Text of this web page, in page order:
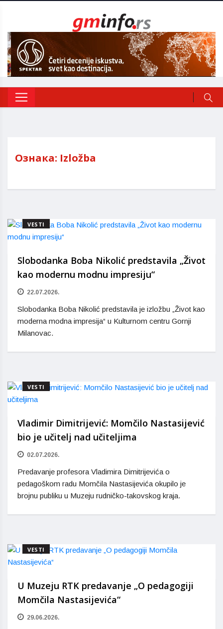
Ознака: Izložba
VESTI
Slobodanka Boba Nikolić predstavila „Život
kao modernu modnu impresiju“
22.07.2026.
Slobodanka Boba Nikolić predstavila je izložbu „Život kao
moderna modna impresija“ u Kulturnom centru Gornji
Milanovac.
VESTI
Vladimir Dimitrijević: Momčilo Nastasijević
bio je učitelj nad učiteljima
02.07.2026.
Predavanje profesora Vladimira Dimitrijevića o
pedagoškom radu Momčila Nastasijevića okupilo je
brojnu publiku u Muzeju rudničko-takovskog kraja.
VESTI
U Muzeju RTK predavanje „O pedagogiji
Momčila Nastasijevića“
29.06.2026.